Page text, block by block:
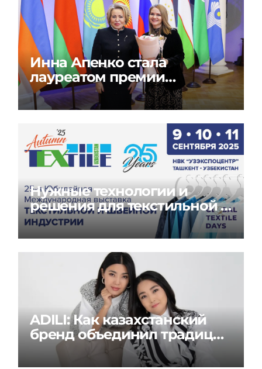
Инна Апенко стала
лауреатом премии
«Содружество моды» в
России
Нужные технологии и
решения для текстильной и
швейной индустрии на
Global Textile Days
ADILI: Как казахстанский
бренд объединил традиции
и современность